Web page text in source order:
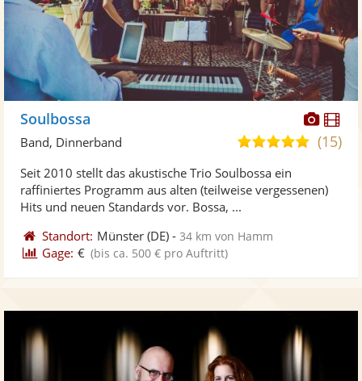
Soulbossa
4,9
Sternen
(15)
Band, Dinnerband
Seit 2010 stellt das akustische Trio Soulbossa ein
raffiniertes Programm aus alten (teilweise vergessenen)
Hits und neuen Standards vor. Bossa, ...
Standort: Münster (DE) -34 km von Hamm
Gage: € (bis ca. 500 € pro Auftritt)